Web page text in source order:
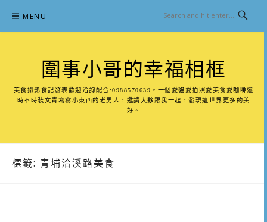
content
MENU
圍事小哥的幸福相框
美食攝影食記發表歡迎洽詢配合:0988570639。一個愛貓愛拍照愛美食愛咖啡還
時不時裝文青寫寫小東西的老男人，邀請大夥跟我一起，發現這世界更多的美
好。
標籤: 青埔洽溪路美食